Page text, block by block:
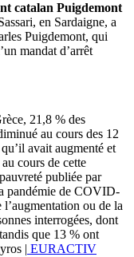
catalan Puigdemont
en Sardaigne, a
Puigdemont, qui
mandat d’arrêt
21,8 % des
au cours des 12
avait augmenté et
cours de cette
publiée par
pandémie de COVID-
ou de la
interrogées, dont
que 13 % ont
| EURACTIV